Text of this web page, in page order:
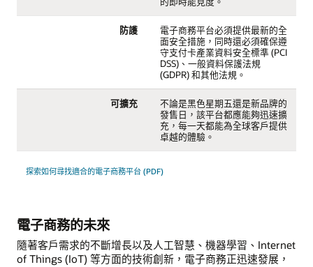
防護
電子商務平台必須提供最新的全
面安全措施，同時還必須確保遵
守支付卡產業資料安全標準 (PCI
DSS)、一般資料保護法規
(GDPR) 和其他法規。
可擴充
不論是黑色星期五還是新品牌的
發售日，該平台都應能夠迅速擴
充，每一天都能為全球客戶提供
卓越的體驗。
探索如何尋找適合的電子商務平台 (PDF)
電子商務的未來
隨著客戶需求的不斷增長以及人工智慧、機器學習、Internet
of Things (IoT) 等方面的技術創新，電子商務正迅速發展，